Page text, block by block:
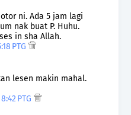
ni. Ada 5 jam lagi
nak buat P. Huhu.
in sha Allah.
PTG
lesen makin mahal.
PTG